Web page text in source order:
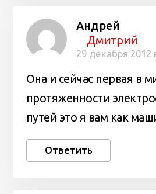
Андрей
Дмитрий
29 декабря 2012
Она и сейчас первая в
протяженности
путей это я вам как
Ответить